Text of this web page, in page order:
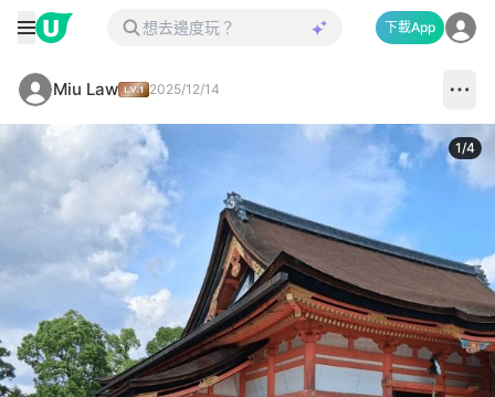
下載App
Miu Law 2025/12/14
1/4